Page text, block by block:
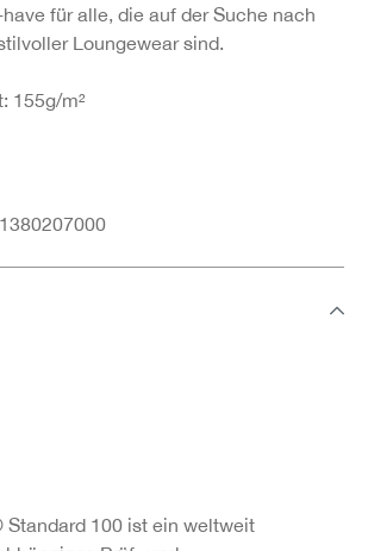
für alle, die auf der Suche nach
Loungewear sind.
155g/m²
Standard 100 ist ein weltweit